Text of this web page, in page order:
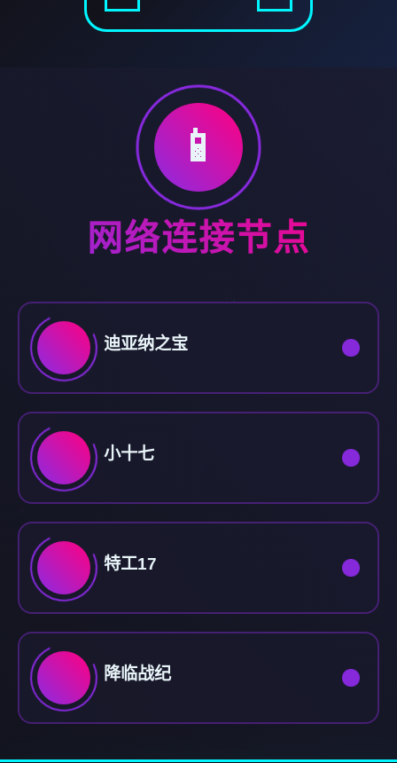
📱
网络连接节点
迪亚纳之宝
小十七
特工17
降临战纪